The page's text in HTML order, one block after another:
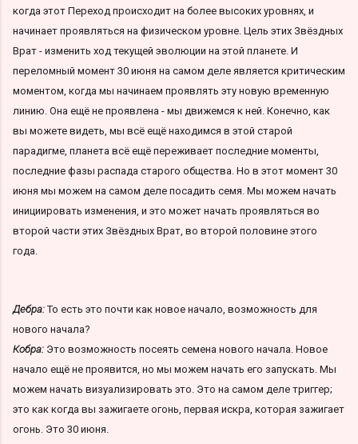
когда этот Переход происходит на более высоких уровнях, и
начинает проявляться на физическом уровне. Цель этих Звёздных
Врат - изменить ход текущей эволюции на этой планете. И
переломный момент 30 июня на самом деле является критическим
моментом, когда мы начинаем проявлять эту новую временную
линию. Она ещё не проявлена - мы движемся к ней. Конечно, как
вы можете видеть, мы всё ещё находимся в этой старой
парадигме, планета всё ещё переживает последние моменты,
последние фазы распада старого общества. Но в этот момент 30
июня мы можем на самом деле посадить семя. Мы можем начать
инициировать изменения, и это может начать проявляться во
второй части этих Звёздных Врат, во второй половине этого
года.
Дебра:То есть это почти как новое начало, возможность для
нового начала?
Кобра: Это возможность посеять семена нового начала. Новое
начало ещё не проявится, но мы можем начать его запускать. Мы
можем начать визуализировать это. Это на самом деле триггер;
это как когда вы зажигаете огонь, первая искра, которая зажигает
огонь. Это 30 июня.